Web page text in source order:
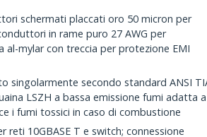
schermati placcati oro 50 micron per
in rame puro 27 AWG per
mylar con treccia per protezione EMI
singolarmente secondo standard ANSI
LSZH a bassa emissione fumi adatta a
i fumi tossici in caso di combustione
reti 10GBASE T e switch; connessione